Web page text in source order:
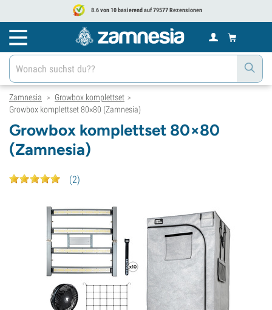
8.6 von 10 basierend auf 79577 Rezensionen
Zamnesia > Growbox komplettset >
Growbox komplettset 80×80 (Zamnesia)
Growbox komplettset 80×80
(Zamnesia)
(2)